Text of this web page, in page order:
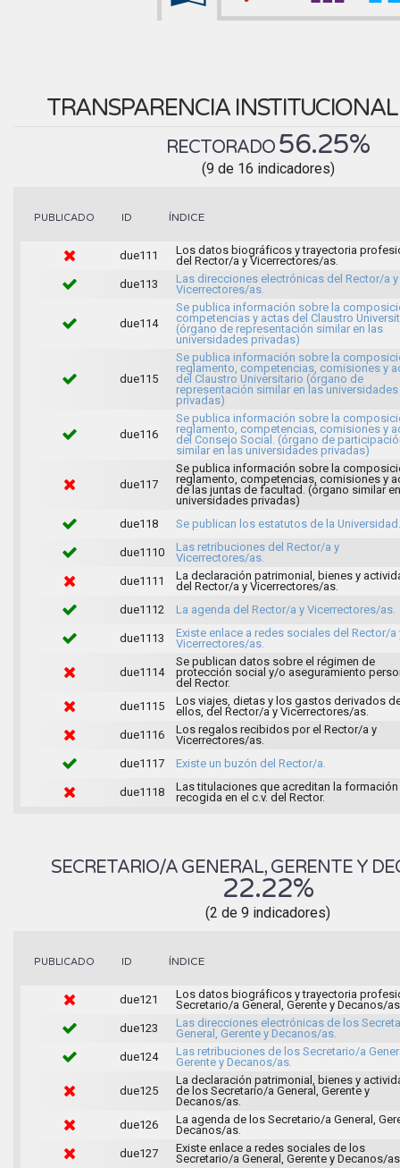
TRANSPARENCIA
RECTORADO 56.25%
(9 de 16 indicadores)
PUBLICADO ID ÍNDICE
due111
Los datos biográficos y trayectoria
del Rector/a y Vicerrectores/as.
due113
Las direcciones electrónicas del Rector/a y
Vicerrectores/as.
due114
Se publica información sobre la
competencias y actas del Claustro
(órgano de representación similar en las
universidades privadas)
due115
Se publica información sobre la
reglamento, competencias, comisiones y
del Claustro Universitario (órgano de
representación similar en las universidades
privadas)
due116
Se publica información sobre la
reglamento, competencias, comisiones y
del Consejo Social. (órgano de
similar en las universidades privadas)
due117
Se publica información sobre la
reglamento, competencias, comisiones y
de las juntas de facultad. (órgano similar
universidades privadas)
due118
Se publican los estatutos de la Universidad.
due1110
Las retribuciones del Rector/a y
Vicerrectores/as.
due1111
La declaración patrimonial, bienes y
del Rector/a y Vicerrectores/as.
due1112
La agenda del Rector/a y Vicerrectores/as.
due1113
Existe enlace a redes sociales del Rector/a
Vicerrectores/as.
due1114
Se publican datos sobre el régimen de
protección social y/o aseguramiento
del Rector.
due1115
Los viajes, dietas y los gastos derivados
ellos, del Rector/a y Vicerrectores/as.
due1116
Los regalos recibidos por el Rector/a y
Vicerrectores/as.
due1117
Existe un buzón del Rector/a.
due1118
Las titulaciones que acreditan la formación
recogida en el c.v. del Rector.
SECRETARIO/A GENERAL, GERENTE Y
22.22%
(2 de 9 indicadores)
PUBLICADO ID ÍNDICE
due121
Los datos biográficos y trayectoria
Secretario/a General, Gerente y Decanos/
due123
Las direcciones electrónicas de los
General, Gerente y Decanos/as.
due124
Las retribuciones de los Secretario/a
Gerente y Decanos/as.
due125
La declaración patrimonial, bienes y
de los Secretario/a General, Gerente y
Decanos/as.
due126
La agenda de los Secretario/a General,
Decanos/as.
due127
Existe enlace a redes sociales de los
Secretario/a General, Gerente y Decanos/